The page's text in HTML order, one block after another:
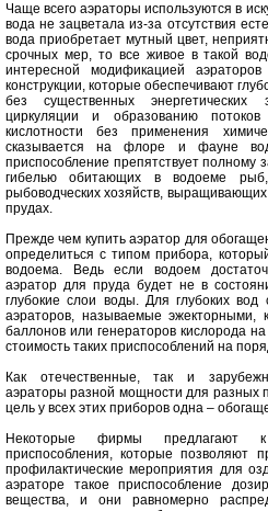
Чаще всего аэраторы используются в
вода не зацветала из-за отсутствия
вода приобретает мутный цвет,
срочных мер, то все живое в такой
интересной модификацией
конструкции, которые обеспечивают
без существенных энергетических
циркуляции и образованию
кислотности без применения
сказывается на флоре и фауне
приспособление препятствует полному
гибелью обитающих в водоеме
рыбоводческих хозяйств,
прудах.
Прежде чем купить аэратор для
определиться с типом прибора,
водоема. Ведь если водоем
аэратор для пруда будет не в
глубокие слои воды. Для глубоких
аэраторов, называемые эжекторными,
баллонов или генераторов кислорода
стоимость таких приспособлений на
Как отечественные, так и
аэраторы разной мощности для разных
цель у всех этих приборов одна –
Некоторые фирмы предлагают к
приспособления, которые позволяют
профилактические мероприятия для
аэраторе такое приспособление
вещества, и они равномерно